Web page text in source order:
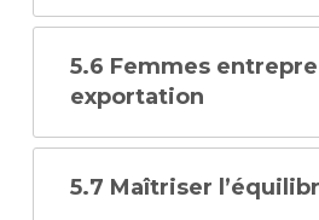
5.6 Femmes
exportation
5.7 Maîtriser